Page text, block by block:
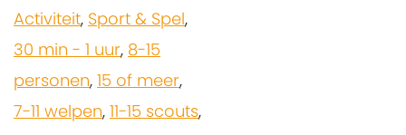
Activiteit, Sport & Spel,
30 min - 1 uur, 8-15
personen, 15 of meer,
7-11 welpen, 11-15 scouts,